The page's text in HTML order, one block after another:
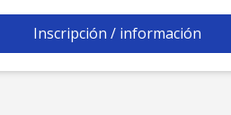
Inscripción / información